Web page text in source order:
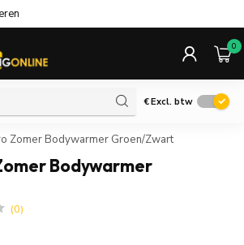
0
€Excl. btw
Zomer Bodywarmer Groen/Zwart
Bodywarmer
(0)